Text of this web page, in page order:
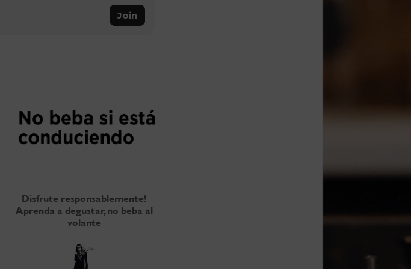
Join
Disfrute responsablemente!
Aprenda a degustar, no beba al
volante